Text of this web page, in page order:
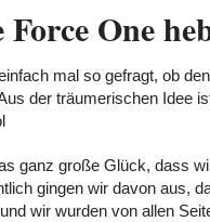
Force One
mal so gefragt, ob
der träumerischen Idee
ganz große Glück, dass
gingen wir davon aus,
wir wurden von allen